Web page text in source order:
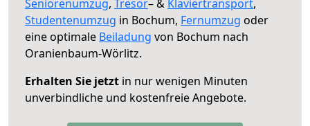
Seniorenumzug, Tresor– & Klaviertransport,
Studentenumzug in Bochum, Fernumzug oder
eine optimale Beiladung von Bochum nach
Oranienbaum-Wörlitz.
Erhalten Sie jetzt in nur wenigen Minuten
unverbindliche und kostenfreie Angebote.